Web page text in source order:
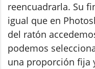
reencuadrarla. Su
igual que en
del ratón
podemos
una proporción fija